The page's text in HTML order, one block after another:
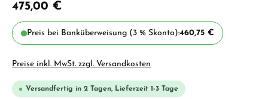
475,00 €
Preis bei Banküberweisung (3 % Skonto):460,75 €
Preise inkl. MwSt. zzgl. Versandkosten
Versandfertig in 2 Tagen, Lieferzeit 1-3 Tage